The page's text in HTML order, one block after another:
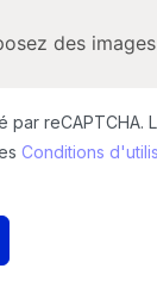
des
par reCAPTCHA.
Conditions